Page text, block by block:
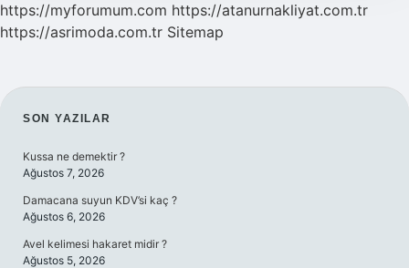
https://myforumum.com https://atanurnakliyat.com.tr
https://asrimoda.com.tr Sitemap
SIDEBAR
SON YAZILAR
Kussa ne demektir ?
Ağustos 7, 2026
Damacana suyun KDV’si kaç ?
Ağustos 6, 2026
Avel kelimesi hakaret midir ?
Ağustos 5, 2026